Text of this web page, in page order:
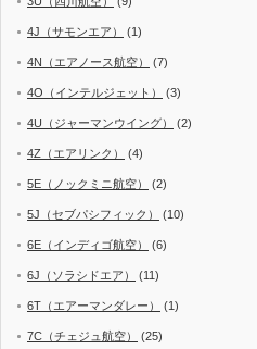
4J（サモンエア） (1)
4N（エアノース航空） (7)
4O（インテルジェット） (3)
4U（ジャーマンウイング） (2)
4Z（エアリンク） (4)
5E（ノックミニ航空） (2)
5J（セブパシフィック） (10)
6E（インディゴ航空） (6)
6J（ソラシドエア） (11)
6T（エアーマンダレー） (1)
7C（チェジュ航空） (25)